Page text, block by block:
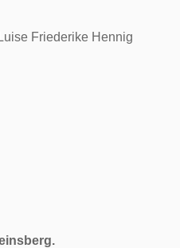
Friederike Hennig